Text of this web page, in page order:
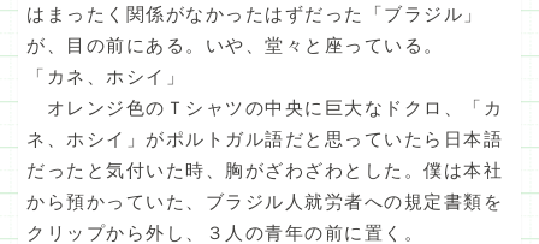
はまったく関係がなかったはずだった「ブラジル」
が、目の前にある。いや、堂々と座っている。
「カネ、ホシイ」
オレンジ色のＴシャツの中央に巨大なドクロ、「カ
ネ、ホシイ」がポルトガル語だと思っていたら日本語
だったと気付いた時、胸がざわざわとした。僕は本社
から預かっていた、ブラジル人就労者への規定書類を
クリップから外し、３人の青年の前に置く。